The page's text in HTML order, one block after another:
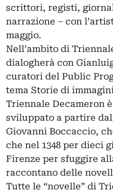
scrittori, registi,
narrazione – con
maggio.
Nell’ambito di
dialogherà con
curatori del Public
tema Storie di
Triennale Decameron
sviluppato a partire
Giovanni Boccaccio,
che nel 1348 per dieci
Firenze per sfuggire
raccontano delle
Tutte le “novelle” di